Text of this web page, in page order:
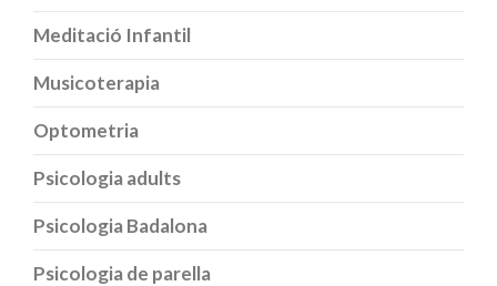
Meditació Infantil
Musicoterapia
Optometria
Psicologia adults
Psicologia Badalona
Psicologia de parella